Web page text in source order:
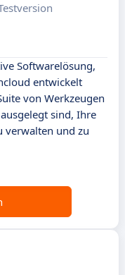
Softwarelösung,
entwickelt
von Werkzeugen
sind, Ihre
verwalten und zu